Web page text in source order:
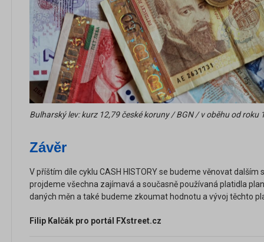
Bulharskýlev: kurz 12,79českékoruny / BGN / v oběhu od roku
Závěr
V příštím díle cyklu CASH HISTORY se budeme věnovat
projdeme všechna zajímavá a současně používaná platidla
daných měn a také budeme zkoumat hodnotu a vývoj těchto
Filip Kalčák pro portál FXstreet.cz